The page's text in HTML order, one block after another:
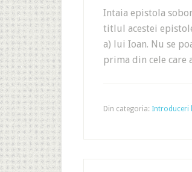
Intaia epistola
titlul acestei
a) lui Ioan. Nu se
prima din cele care
Din categoria: Introduceri